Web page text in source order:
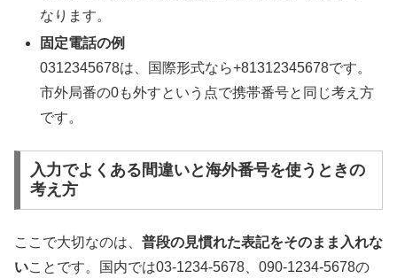
なります。
固定電話の例
0312345678は、国際形式なら+81312345678です。
市外局番の0も外すという点で携帯番号と同じ考え方
です。
入力でよくある間違いと海外番号を使うときの
考え方
ここで大切なのは、 普段の見慣れた表記をそのまま入れな
いことです。国内では03-1234-5678、090-1234-5678の